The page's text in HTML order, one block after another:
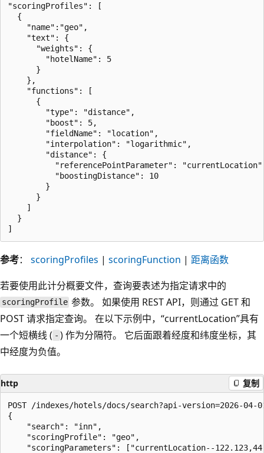
"scoringProfiles": [
  {
    "name":"geo",
"text": {
"weights": {
"hotelName": 5
}
    },
    "functions": [
      {
        "type": "distance",
"boost": 5,
"fieldName": "location",
"interpolation": "logarithmic",
"distance": {
"referencePointParameter":
"boostingDistance": 10
}
}
]
}
参考： scoringProfiles | scoringFunction | 距离函数
若要使用此计分概要文件，查询要表述为指定请求中的
scoringProfile 参数。 如果使用 REST API，则通过 GET 和
POST 请求指定查询。 在以下示例中，“currentLocation”具有
一个短横线 ( - ) 作为分隔符。 它后面跟着经度和纬度坐标，其
中经度为负值。
http 复制
POST /indexes/hotels/docs/search?api-version=2026-04-
{
    "search": "inn",
    "scoringProfile": "geo",
"scoringParameters": ["currentLocation--